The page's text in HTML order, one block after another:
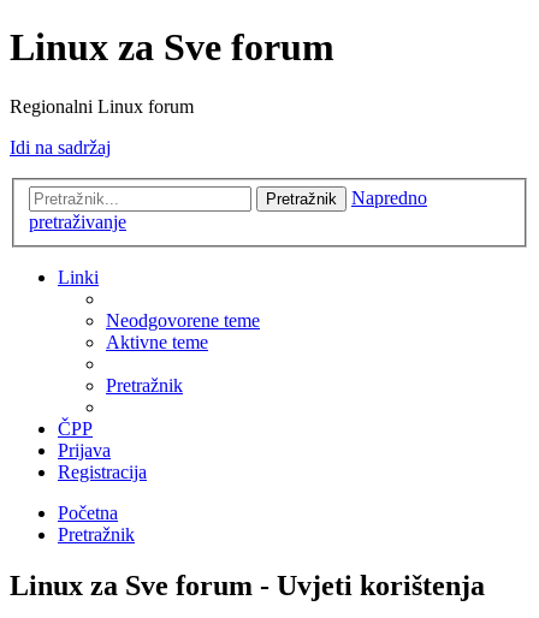
Linux za Sve forum
Regionalni Linux forum
Idi na sadržaj
Pretražnik
Napredno
pretraživanje
Linki
Neodgovorene teme
Aktivne teme
Pretražnik
ČPP
Prijava
Registracija
Početna
Pretražnik
Linux za Sve forum - Uvjeti korištenja